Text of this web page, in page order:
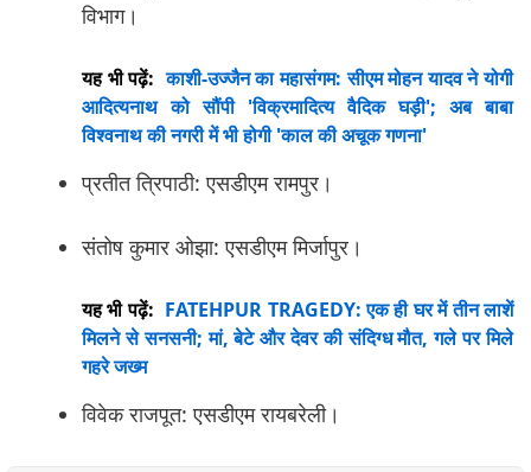
विभाग।
यह भी पढ़ें: काशी-उज्जैन का महासंगम: सीएम मोहन यादव ने योगी
आदित्यनाथ को सौंपी 'विक्रमादित्य वैदिक घड़ी'; अब बाबा
विश्वनाथ की नगरी में भी होगी 'काल की अचूक गणना'
प्रतीत त्रिपाठी: एसडीएम रामपुर।
संतोष कुमार ओझा: एसडीएम मिर्जापुर।
यह भी पढ़ें: FATEHPUR TRAGEDY: एक ही घर में तीन लाशें
मिलने से सनसनी; मां, बेटे और देवर की संदिग्ध मौत, गले पर मिले
गहरे जख्म
विवेक राजपूत: एसडीएम रायबरेली।